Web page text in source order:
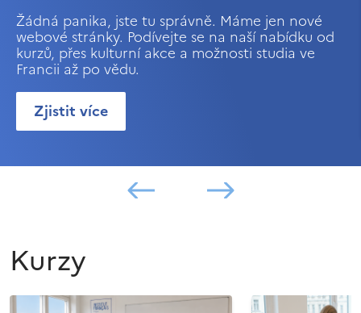
Žádná panika, jste tu správně. Máme jen nové
webové stránky. Podívejte se na naší nabídku od
kurzů, přes kulturní akce a možnosti studia ve
Francii až po vědu.
Zjistit více
Kurzy